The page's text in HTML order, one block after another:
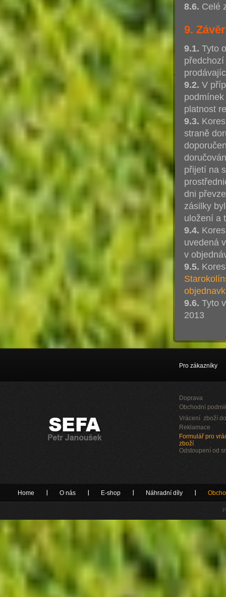
8.6. Celé
9.
9.1. Tyto
9.2. V
platnost
9.3.
straně
přijetí na
dni
zásilky
uložení a
9.4.
uvedená
v
9.5.
9.6. Tyto
2013
Pro zákazníky
Doprava
Obchodní
Vrácení zboží
Reklamace
Formulář pro
zboží
Odstoupení od
Home O nás E-shop Náhradní díly